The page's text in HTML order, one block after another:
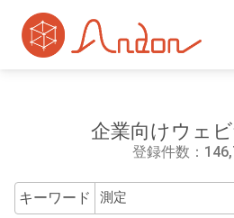
企業向けウェ
登録件数：
キーワード